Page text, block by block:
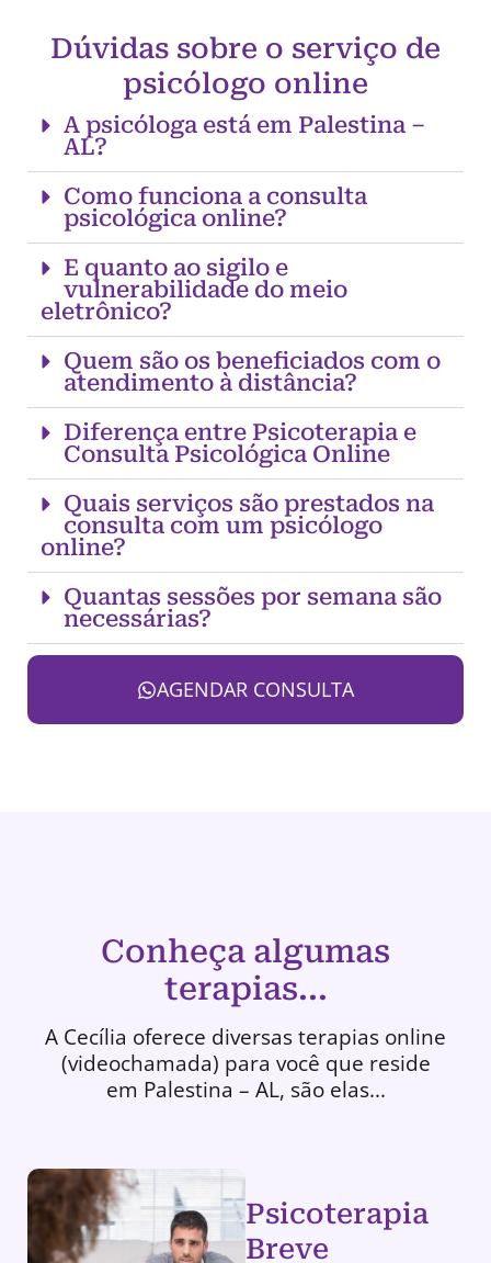
Dúvidas sobre o serviço de
psicólogo online
A psicóloga está em Palestina –
AL?
Como funciona a consulta
psicológica online?
E quanto ao sigilo e
vulnerabilidade do meio
eletrônico?
Quem são os beneficiados com o
atendimento à distância?
Diferença entre Psicoterapia e
Consulta Psicológica Online
Quais serviços são prestados na
consulta com um psicólogo
online?
Quantas sessões por semana são
necessárias?
AGENDAR CONSULTA
Conheça algumas
terapias...
A Cecília oferece diversas terapias online
(videochamada) para você que reside
em Palestina – AL, são elas...
Psicoterapia
Breve